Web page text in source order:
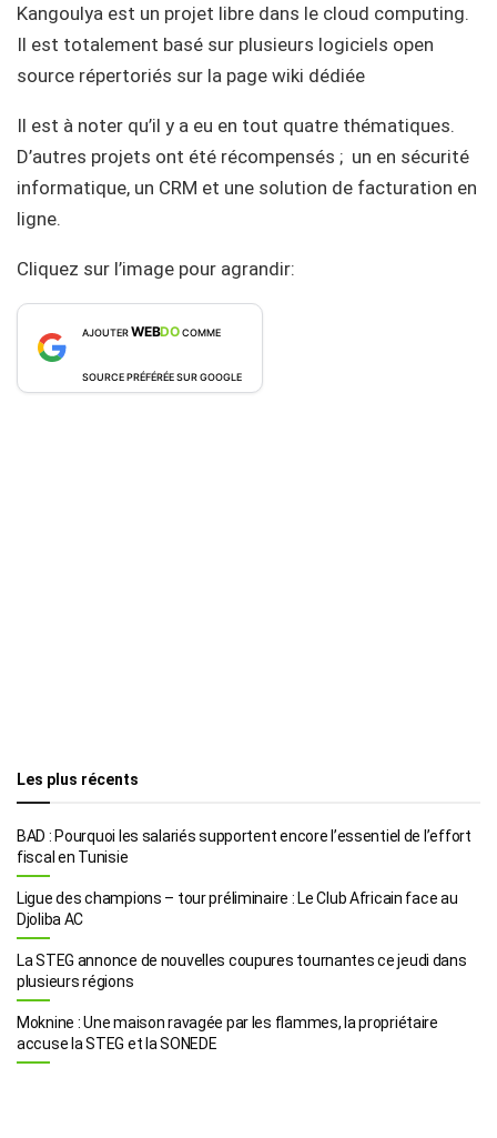
Kangoulya est un projet libre dans le cloud computing.
Il est totalement basé sur plusieurs logiciels open
source répertoriés sur la page wiki dédiée
Il est à noter qu’il y a eu en tout quatre thématiques.
D’autres projets ont été récompensés ; un en sécurité
informatique, un CRM et une solution de facturation en
ligne.
Cliquez sur l’image pour agrandir:
AJOUTERWEBDOCOMME
SOURCE PRÉFÉRÉE SUR GOOGLE
Les plus récents
BAD : Pourquoi les salariés supportent encore l’essentiel de l’effort
fiscal en Tunisie
Ligue des champions – tour préliminaire : Le Club Africain face au
Djoliba AC
La STEG annonce de nouvelles coupures tournantes ce jeudi dans
plusieurs régions
Moknine : Une maison ravagée par les flammes, la propriétaire
accuse la STEG et la SONEDE